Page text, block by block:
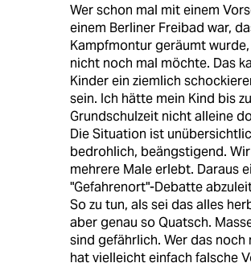
Wer schon mal mit einem
einem Berliner Freibad war,
Kampfmontur geräumt
nicht noch mal möchte. Das
Kinder ein ziemlich
sein. Ich hätte mein Kind bis
Grundschulzeit nicht alleine
Die Situation ist
bedrohlich, beängstigend.
mehrere Male erlebt. Daraus
"Gefahrenort"-Debatte
So zu tun, als sei das alles
aber genau so Quatsch.
sind gefährlich. Wer das noch
hat vielleicht einfach falsche